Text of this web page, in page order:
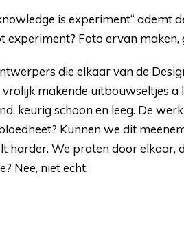
is experiment“ ademt
Foto ervan maken,
die elkaar van de
makende uitbouwseltjes
keurig schoon en leeg. De
Kunnen we dit
harder. We praten door elkaar,
Nee, niet echt.